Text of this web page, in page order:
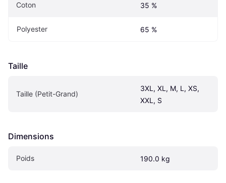
Coton 35 %
Polyester 65 %
Taille
Taille (Petit-Grand)
3XL, XL, M, L, XS,
XXL, S
Dimensions
Poids 190.0 kg